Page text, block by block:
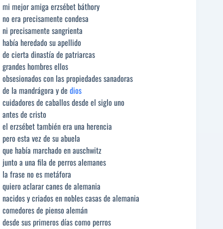
mi mejor amiga erzsébet báthory
no era precisamente condesa
ni precisamente sangrienta
había heredado su apellido
de cierta dinastía de patriarcas
grandes hombres ellos
obsesionados con las propiedades sanadoras
de la mandrágora y de dios
cuidadores de caballos desde el siglo uno
antes de cristo
el erzsébet también era una herencia
pero esta vez de su abuela
que había marchado en auschwitz
junto a una fila de perros alemanes
la frase no es metáfora
quiero aclarar canes de alemania
nacidos y criados en nobles casas de alemania
comedores de pienso alemán
desde sus primeros días como perros